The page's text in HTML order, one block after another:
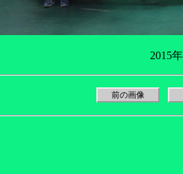
2015
前の画像